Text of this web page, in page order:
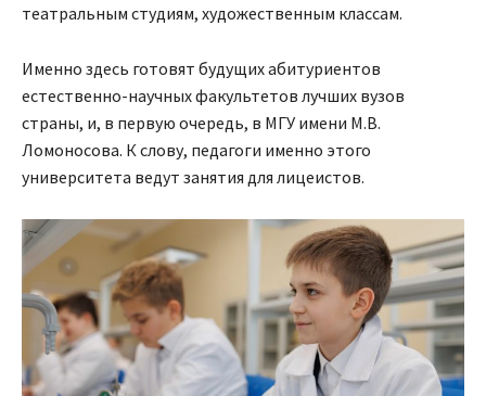
театральным студиям, художественным классам.
Именно здесь готовят будущих абитуриентов
естественно-научных факультетов лучших вузов
страны, и, в первую очередь, в МГУ имени М.В.
Ломоносова. К слову, педагоги именно этого
университета ведут занятия для лицеистов.